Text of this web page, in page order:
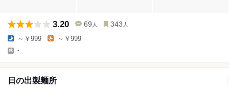
3.20 69 人 343 人
～￥999 ～￥999
-
日の出製麺所